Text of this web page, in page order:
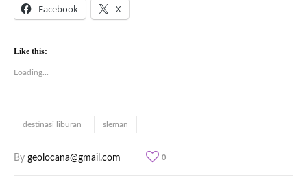
Facebook X
Like this:
Loading...
destinasi liburan sleman
By geolocana@gmail.com 0